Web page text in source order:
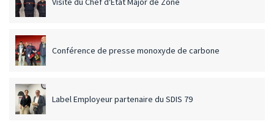
Conférence de presse monoxyde de carbone
Label Employeur partenaire du SDIS 79